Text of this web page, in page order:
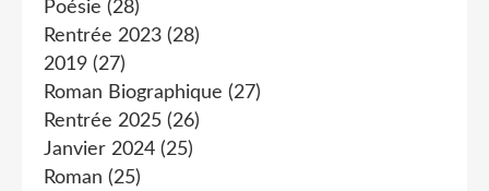
Poésie (28)
Rentrée 2023 (28)
2019 (27)
Roman Biographique (27)
Rentrée 2025 (26)
Janvier 2024 (25)
Roman (25)